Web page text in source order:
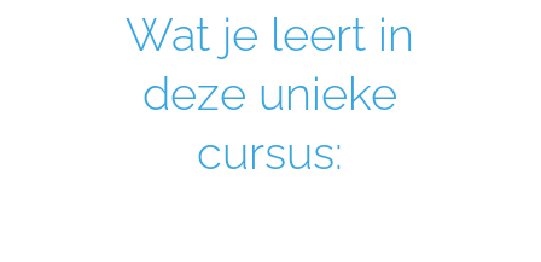
Wat je leert in
deze unieke
cursus: